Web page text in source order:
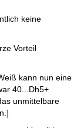
keine
Vorteil
kann nun eine
40...Dh5+
unmittelbare